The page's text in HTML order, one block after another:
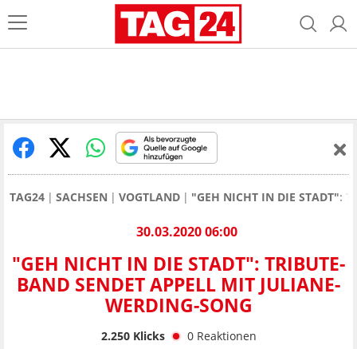
TAG24 SACHSEN VOGTLAND "GEH NICHT IN DIE STADT":
30.03.2020 06:00
"GEH NICHT IN DIE STADT": TRIBUTE-
BAND SENDET APPELL MIT JULIANE-
WERDING-SONG
2.250Klicks 0 Reaktionen